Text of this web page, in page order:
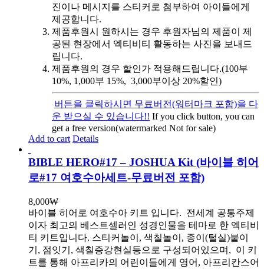
진이나 메시지를 스티커로 첨부하여 아이들에게
제공합니다.
제품후원시 원하시는 경우 후원자님의 제품이 제
공된 현장에서 엑티비티 활동하는 사진을 보내드
립니다.
제품후원의 경우 할인가 적용해드립니다.(100부
10%, 1,000부 15%, 3,000부이상 20%할인)
버튼을 클릭하시면 무료버전(워터마크 포함)을 다
운 받으실 수 있습니다!! If you click button, you can
get a free version(watermarked Not for sale)
Add to cart Details
BIBLE HERO#17 – JOSHUA Kit (바이블 히어
로#17 여호수아세트-무료버전 포함)
8,000₩
바이블 히어로 여호수아 키트 입니다. 전세계 공통주제
이자 최고의 베스트셀러인 성경인물을 테마로 한 엑티비
티 키트입니다. 스티커놀이, 색칠놀이, 종이(털실)붙이
기, 점잇기, 색칠증강현실등으로 구성되어있으며, 이 키
트를 통해 아프리카의 어린이들에게 영어, 아프리칸스어